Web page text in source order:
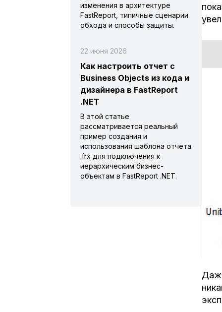
изменения в архитектуре
FastReport, типичные сценарии
обхода и способы защиты.
22 июня 2026
Как настроить отчет с
Business Objects из кода и
дизайнера в FastReport
.NET
В этой статье
рассматривается реальный
пример создания и
использования шаблона отчета
.frx для подключения к
иерархическим бизнес-
объектам в FastReport .NET.